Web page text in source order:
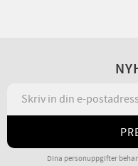
Dina personuppgifter